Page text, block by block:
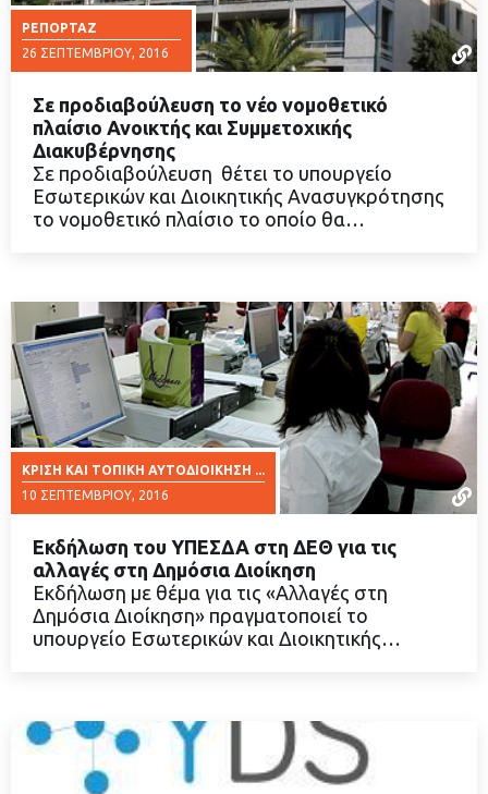
ΡΕΠΟΡΤΆΖ
26 ΣΕΠΤΕΜΒΡΊΟΥ, 2016
ΔΙΑΒΑΣΤΕ ΠΕΡΙΣΣΟΤΕΡΑ
Σε προδιαβούλευση το νέο νομοθετικό
πλαίσιο Ανοικτής και Συμμετοχικής
Διακυβέρνησης
Σε προδιαβούλευση θέτει το υπουργείο
Εσωτερικών και Διοικητικής Ανασυγκρότησης
το νομοθετικό πλαίσιο το οποίο θα…
ΚΡΊΣΗ ΚΑΙ ΤΟΠΙΚΉ ΑΥΤΟΔΙΟΊΚΗΣΗ ...
10 ΣΕΠΤΕΜΒΡΊΟΥ, 2016
ΔΙΑΒΑΣΤΕ ΠΕΡΙΣΣΟΤΕΡΑ
Εκδήλωση του ΥΠΕΣΔΑ στη ΔΕΘ για τις
αλλαγές στη Δημόσια Διοίκηση
Εκδήλωση με θέμα για τις «Αλλαγές στη
Δημόσια Διοίκηση» πραγματοποιεί το
υπουργείο Εσωτερικών και Διοικητικής…